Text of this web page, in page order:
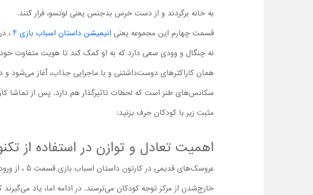
به خانه برگردند و از دست خرس بدجنس یعنی لوتسو، فرار کنند.
قسمت چهارم این مجموعه یعنی انیمیشن داستان اسباب بازی 4
،
همان کاراکترهای دوست‌داشتنی و با ماجرایی جذاب، آغاز
مثبت زیر با کودکان حرف بزنید:
اهمیت تعادل و توازن در استفاده از
عروسک‌های
خارج‌شدن از مرکز توجه کودکان می‌ترسند. در ادامه اما، یاد